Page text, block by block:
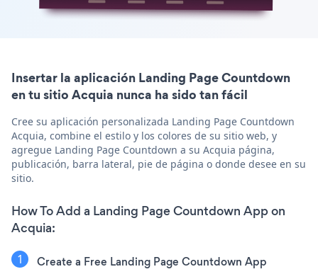
Insertar la aplicación Landing Page Countdown
en tu sitio Acquia nunca ha sido tan fácil
Cree su aplicación personalizada Landing Page Countdown
Acquia, combine el estilo y los colores de su sitio web, y
agregue Landing Page Countdown a su Acquia página,
publicación, barra lateral, pie de página o donde desee en su
sitio.
How To Add a Landing Page Countdown App on
Acquia:
Create a Free Landing Page Countdown App